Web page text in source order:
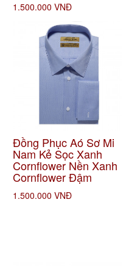
1.500.000 VNĐ
Đồng Phục Aó Sơ Mi
Nam Kẻ Sọc Xanh
Cornflower Nền Xanh
Cornflower Đậm
1.500.000 VNĐ